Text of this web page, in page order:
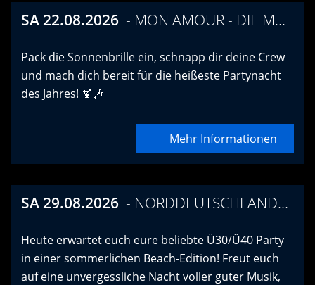
SA 22.08.2026 MON AMOUR - DIE MALLE PARTY!
Pack die Sonnenbrille ein, schnapp dir deine Crew
und mach dich bereit für die heißeste Partynacht
des Jahres! 🍹🎶
Mehr Informationen
SA 29.08.2026 NORDDEUTSCHLANDS GRÖSSTE Ü30/40 BEACH PARTY
Heute erwartet euch eure beliebte Ü30/Ü40 Party
in einer sommerlichen Beach-Edition! Freut euch
auf eine unvergessliche Nacht voller guter Musik,